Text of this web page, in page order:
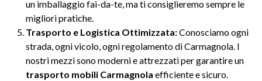
un imballaggio fai-da-te, ma ti consiglieremo sempre le
migliori pratiche.
Trasporto e Logistica Ottimizzata:Conosciamo ogni
strada, ogni vicolo, ogni regolamento di Carmagnola. I
nostri mezzi sono moderni e attrezzati per garantire un
trasporto mobili Carmagnola efficiente e sicuro.